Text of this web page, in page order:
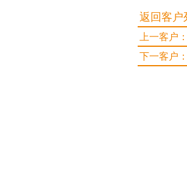
返回客户
上一客户
下一客户